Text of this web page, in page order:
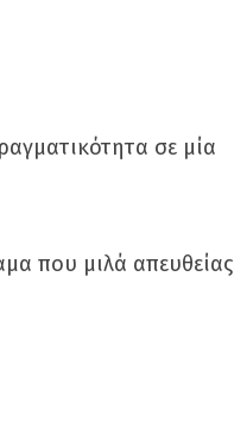
σε μία
που μιλά απευθείας